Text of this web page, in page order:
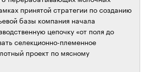
принятой стратегии по созданию
базы компания начала
цепочку «от поля до
селекционно-племенное
проект по мясному